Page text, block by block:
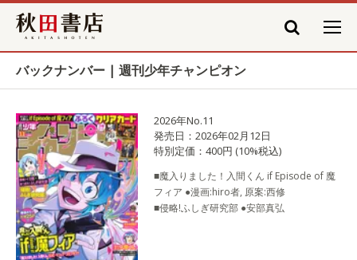
秋田書店
バックナンバー | 週刊少年チャンピオン
2026年No.11
発売日：2026年02月12日
特別定価：400円 (10%税込)
■魔入りました！入間くん if Episode of 魔
フィア ●漫画:hiro者, 原案:西修
■侵略!ふしぎ研究部 ●安部真弘